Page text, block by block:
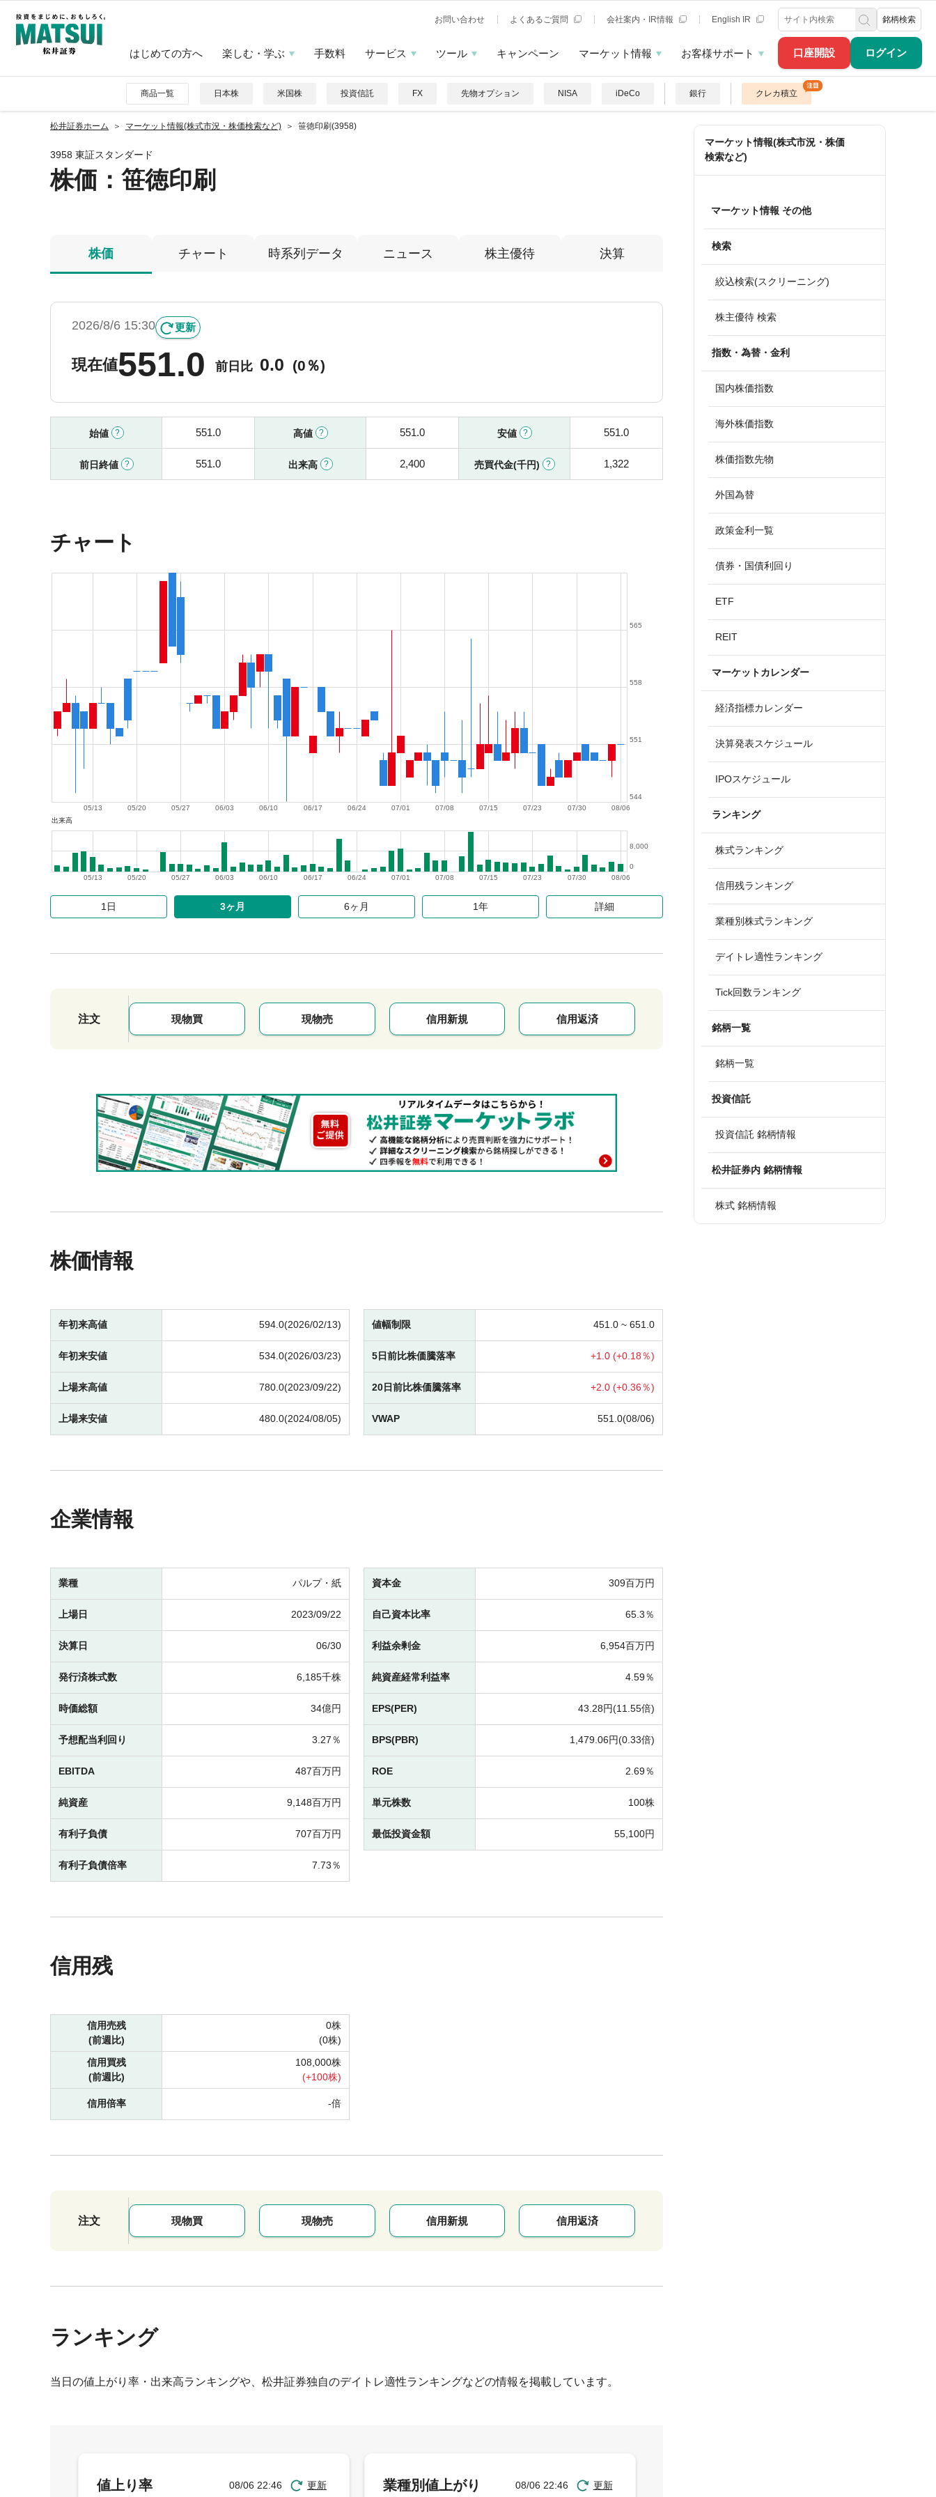
口座開設 ログイン
お問い合わせ よくあるご質問 会社案内・IR情報 English IR 銘柄検索
はじめての方へ 楽しむ・学ぶ 手数料 サービス ツール キャンペーン マーケット情報 お客様サポート
商品一覧 日本株 米国株 投資信託 FX 先物オプション NISA iDeCo 銀行 クレカ積立
松井証券ホーム マーケット情報(株式市況・株価検索など) 笹徳印刷(3958)
3958 東証スタンダード
株価 ：笹徳印刷
株価 チャート 時系列データ ニュース 株主優待 決算
2026/8/6 15:30 更新
現在値551.0 前日比 0.0 (0％)
始値 551.0 高値 551.0 安値 551.0
前日終値 551.0 出来高 2,400 売買代金(千円) 1,322
チャート
08/06
07/30
07/23
07/15
07/08
07/01
06/24
06/17
06/10
06/03
05/27
05/20
05/13
544
551
558
565
出来高
08/06
07/30
07/23
07/15
07/08
07/01
06/24
06/17
06/10
06/03
05/27
05/20
05/13
0
8,000
1日 3ヶ月 6ヶ月 1年 詳細
注文 現物買 現物売 信用新規 信用返済
株価情報
年初来高値 594.0(2026/02/13)
年初来安値 534.0(2026/03/23)
上場来高値 780.0(2023/09/22)
上場来安値 480.0(2024/08/05)
値幅制限 451.0 ~ 651.0
5日前比株価騰落率 +1.0 (+0.18％)
20日前比株価騰落率 +2.0 (+0.36％)
VWAP 551.0(08/06)
企業情報
業種 パルプ・紙
上場日 2023/09/22
決算日 06/30
発行済株式数 6,185千株
時価総額 34億円
予想配当利回り 3.27％
EBITDA 487百万円
純資産 9,148百万円
有利子負債 707百万円
有利子負債倍率 7.73％
資本金 309百万円
自己資本比率 65.3％
利益余剰金 6,954百万円
純資産経常利益率 4.59％
EPS(PER) 43.28円(11.55倍)
BPS(PBR) 1,479.06円(0.33倍)
ROE 2.69％
単元株数 100株
最低投資金額 55,100円
信用残
信用売残
(前週比)
0株
(0株)
信用買残
(前週比)
108,000株
(+100株)
信用倍率 -倍
注文 現物買 現物売 信用新規 信用返済
ランキング
当日の値上がり率・出来高ランキングや、松井証券独自のデイトレ適性ランキングなどの情報を掲載しています。
マーケット情報(株式市況・株価
検索など)
マーケット情報 その他
検索
絞込検索(スクリーニング)
株主優待 検索
指数・為替・金利
国内株価指数
海外株価指数
株価指数先物
外国為替
政策金利一覧
債券・国債利回り
ETF
REIT
マーケットカレンダー
経済指標カレンダー
決算発表スケジュール
IPOスケジュール
ランキング
株式ランキング
信用残ランキング
業種別株式ランキング
デイトレ適性ランキング
Tick回数ランキング
銘柄一覧
銘柄一覧
投資信託
投資信託 銘柄情報
松井証券内 銘柄情報
株式 銘柄情報